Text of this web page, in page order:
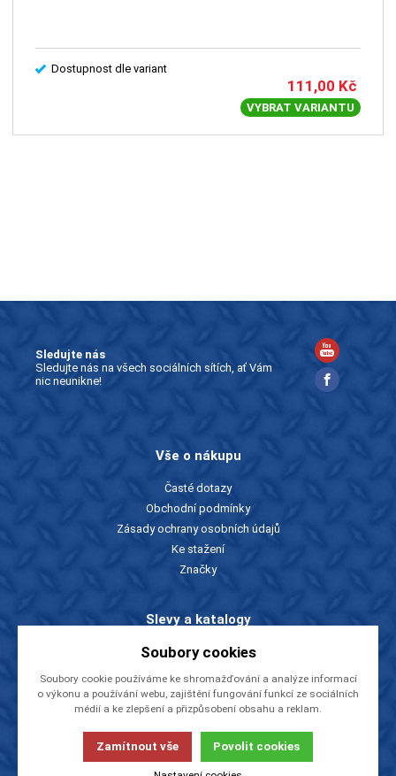
Dostupnost dle variant
111,00 Kč
VYBRAT VARIANTU
Sledujte nás
Sledujte nás na všech sociálních sítích, ať Vám
nic neunikne!
Vše o nákupu
Časté dotazy
Obchodní podmínky
Zásady ochrany osobních údajů
Ke stažení
Značky
Slevy a katalogy
Zboží v akci
Ceníky a katalogy
Rady a tipy
O firmě
Soubory cookies
Soubory cookie používáme ke shromažďování a analýze informací
o výkonu a používání webu, zajištění fungování funkcí ze sociálních
médií a ke zlepšení a přizpůsobení obsahu a reklam.
Zamítnout vše Povolit cookies